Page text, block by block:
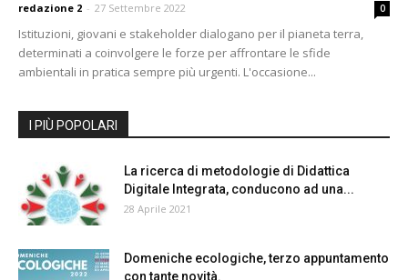
redazione 2 - 27 Settembre 2022 0
Istituzioni, giovani e stakeholder dialogano per il pianeta terra,
determinati a coinvolgere le forze per affrontare le sfide
ambientali in pratica sempre più urgenti. L'occasione...
I PIÙ POPOLARI
La ricerca di metodologie di Didattica
Digitale Integrata, conducono ad una...
28 Aprile 2021
Domeniche ecologiche, terzo appuntamento
con tante novità.